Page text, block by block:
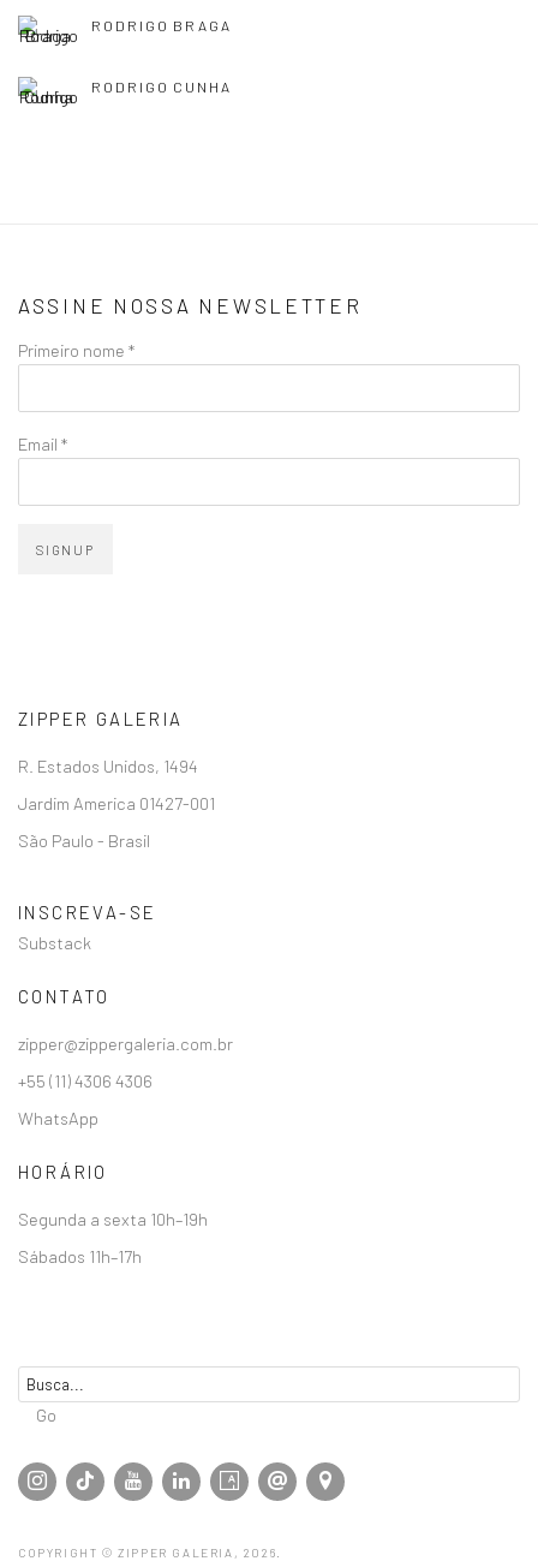
RODRIGO BRAGA
RODRIGO CUNHA
ASSINE NOSSA NEWSLETTER
Primeiro nome *
Email *
SIGNUP
ZIPPER GALERIA
R. Estados Unidos, 1494
Jardim America 01427-001
São Paulo - Brasil
INSCREVA-SE
Substack
CONTATO
zipper@zippergaleria.com.br
+55 (11) 4306 4306
WhatsApp
HORÁRIO
Segunda a sexta 10h–19h
Sábados 11h–17h
Go
COPYRIGHT © ZIPPER GALERIA, 2026.